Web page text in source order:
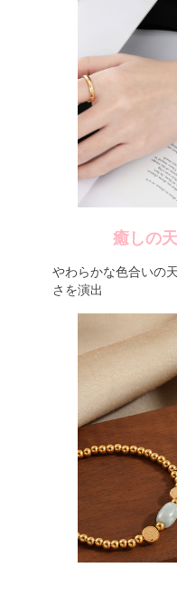
癒しの
やわらかな色合いの
さを演出